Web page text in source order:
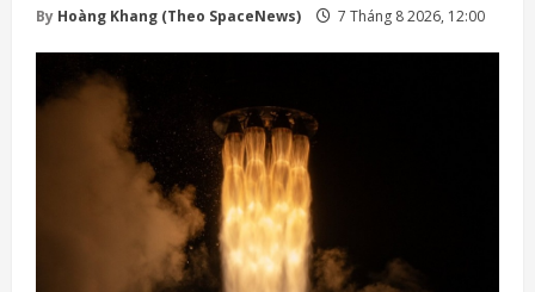
By Hoàng Khang (Theo SpaceNews) 7 Tháng 8 2026, 12:00